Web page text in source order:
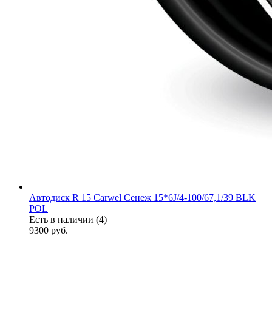
Автодиск R 15 Carwel Сенеж 15*6J/4-100/67,1/39 BLK
POL
Есть в наличии (4)
9300 руб.